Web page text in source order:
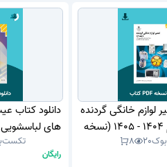
لوازم خانگی گردنده
جلد 5 - یازدهم 1404 - 1405 (نسخه
PDF)
20
8
دانلود کتاب
های
1403 - 1404 (نسخه PDF)
رایگان